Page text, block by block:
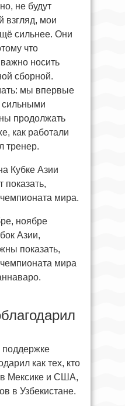
не будут
взгляд, мои
сильнее. Они
что
важно носить
сборной.
мы впервые
сильными
продолжать
как работали
тренер.
Кубке Азии
показать,
мира.
ноябре
Азии,
показать,
мира
как тех, кто
Мексике и США,
в Узбекистане.